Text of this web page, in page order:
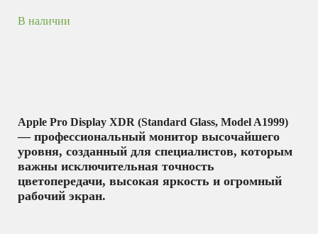
В наличии
Apple Pro Display XDR (Standard Glass, Model A1999)
— профессиональный монитор высочайшего
уровня, созданный для специалистов, которым
важны исключительная точность
цветопередачи, высокая яркость и огромный
рабочий экран.